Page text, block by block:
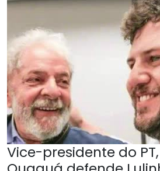
Vice-presidente do